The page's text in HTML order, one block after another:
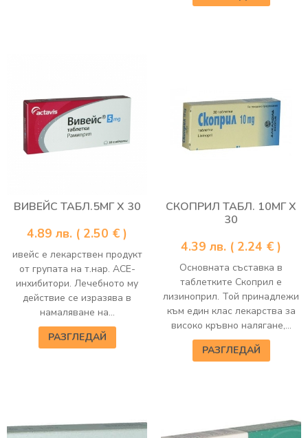
ВИВЕЙС ТАБЛ.5МГ Х 30
4.89 лв. ( 2.50 € )
ивейс е лекарствен продукт
от групата на т.нар. АСЕ-
инхибитори. Лечебното му
действие се изразява в
намаляване на...
РАЗГЛЕДАЙ
СКОПРИЛ ТАБЛ. 10МГ Х
30
4.39 лв. ( 2.24 € )
Основната съставка в
таблетките Скоприл е
лизиноприл. Той принадлежи
към един клас лекарства за
високо кръвно налягане,...
РАЗГЛЕДАЙ